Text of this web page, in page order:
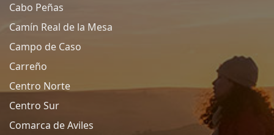
Cabo Peñas
Camín Real de la Mesa
Campo de Caso
Carreño
Centro Norte
Centro Sur
Comarca de Aviles